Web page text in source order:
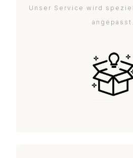
Unser Service wird
angepasst.